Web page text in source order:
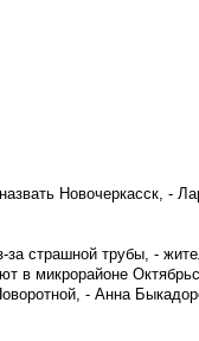
Новочеркасск, -
страшной трубы, -
в микрорайоне
- Анна